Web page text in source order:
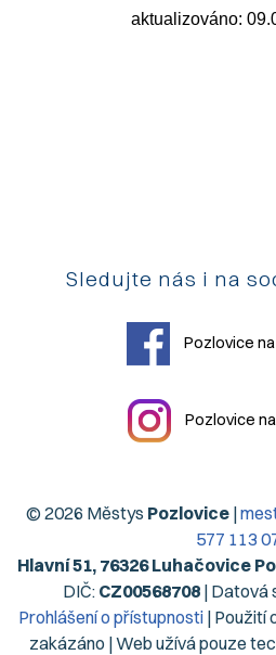
Sledujte nás i na
Pozlovice
Pozlovice
© 2026 Městys Pozlovice|
577 113
Hlavní 51, 76326 Luhačovice
DIČ: CZ00568708 | Datová
Prohlášení o přístupnosti | Použití
zakázáno | Web užívá pouze